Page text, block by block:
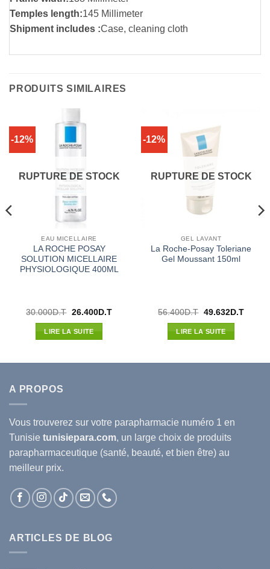
Temples length:145 Millimeter
Shipment includes :Case, cleaning cloth
PRODUITS SIMILAIRES
-12%
RUPTURE DE STOCK
EAU MICELLAIRE
LA ROCHE POSAY
SOLUTION MICELLAIRE
PHYSIOLOGIQUE 400ML
30.000D.T Le
initial
était :
26.400D.TLe
LIRE LA SUITE
-12%
RUPTURE DE STOCK
GEL LAVANT
La Roche-Posay Toleriane
Gel Moussant 150ml
56.400D.T Le
initial
était :
49.632D.TLe
LIRE LA SUITE
A PROPOS
Vous trouverez sur votre parapharmacie numéro 1 en
Tunisie tunisiepara.com, un large choix de produits
parapharmaceutique (santé, beauté, et bien être) au
meilleur prix.
ARTICLES DE BLOG